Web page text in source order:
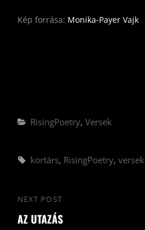
Kép forrása: Monika-Payer Vajk
Categories
RisingPoetry, Versek
Tags,
kortárs, RisingPoetry, versek
Bejegyzés
navigáció
Next
Post
NEXT POST
AZ UTAZÁS